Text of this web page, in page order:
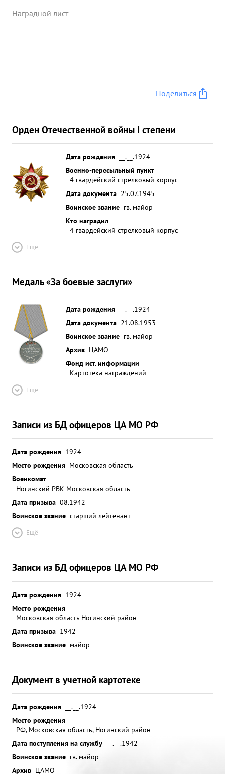
Наградной лист
Поделиться
Орден Отечественной войны I степени
Дата рождения
__.__.1924
Военно-пересыльный пункт
4 гвардейский стрелковый корпус
Дата документа 25.07.1945
Воинское звание гв. майор
Кто наградил
4 гвардейский стрелковый корпус
Ещё
Медаль «За боевые заслуги»
Дата рождения
__.__.1924
Дата документа 21.08.1953
Воинское звание гв. майор
Архив ЦАМО
Фонд ист. информации
Картотека награждений
Ещё
Записи из БД офицеров ЦА МО РФ
Дата рождения 1924
Место рождения Московская область
Военкомат
Ногинский РВК Московская область
Дата призыва 08.1942
Воинское звание старший лейтенант
Ещё
Записи из БД офицеров ЦА МО РФ
Дата рождения 1924
Место рождения
Московская область Ногинский район
Дата призыва 1942
Воинское звание майор
Документ в учетной картотеке
Дата рождения
__.__.1924
Место рождения
РФ, Московская область, Ногинский район
Дата поступления на службу
__.__.1942
Воинское звание гв. майор
Архив ЦАМО